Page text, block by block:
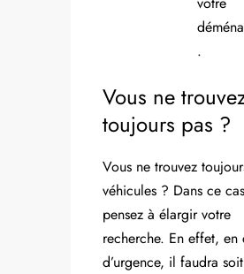
.
Vous ne
toujours pas ?
Vous ne trouvez
véhicules ? Dans ce
pensez à élargir votre
recherche. En effet, en
d’urgence, il faudra